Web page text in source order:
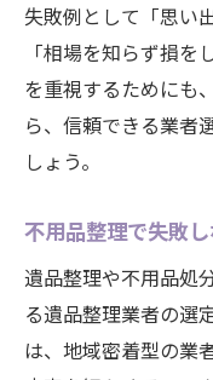
専門スタ
ト例
遺品整理
失敗例として「思い
「相場を知らず損
を重視するためにも
ら、信頼できる業者
しょう。
不用品整理で失敗
遺品整理や不用品処
る遺品整理業者の選
は、地域密着型の業